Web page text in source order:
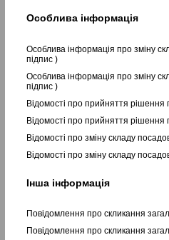
Особлива інформація
Особлива інформація про зміну
підпис )
Особлива інформація про зміну
підпис )
Відомості про прийняття
Відомості про прийняття
Відомості про зміну складу
Відомості про зміну складу
Інша інформація
Повідомлення про скликання
Повідомлення про скликання